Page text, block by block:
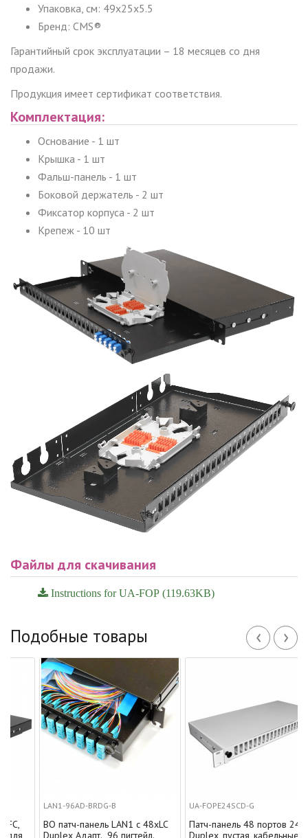
Упаковка, см: 49x25x5.5
Бренд: CMS®
Гарантийный срок эксплуатации – 18 месяцев со дня
продажи.
Продукция имеет сертификат соответствия.
Комплектация:
Основание - 1 шт
Крышка - 1 шт
Фальш-панель - 1 шт
Боковой держатель - 2 шт
Фиксатор корпуса - 2 шт
Крепеж - 10 шт
Файлы для скачивания
Instructions for UA-FOP (119.63KB)
Подобные товары ‹ ›
LAN1-96AD-BRDG-B
ВО патч-панель LAN1 с 48xLC
UA-FOPE24SCD-G
Патч-панель 48 портов 24 SC